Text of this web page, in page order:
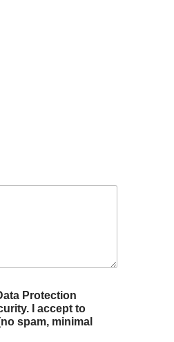
Protection
to
spam, minimal